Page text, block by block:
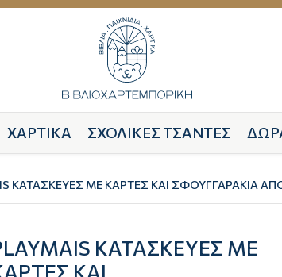
ΧΑΡΤΙΚΑ ΣΧΟΛΙΚΕΣ ΤΣΑΝΤΕΣ
ΚΑΤΑΣΚΕΥΕΣ ΜΕ ΚΑΡΤΕΣ ΚΑΙ ΣΦΟΥΓΓΑΡΑΚΙΑ
ΚΑΤΑΣΚΕΥΕΣ ΜΕ
ΚΑΙ